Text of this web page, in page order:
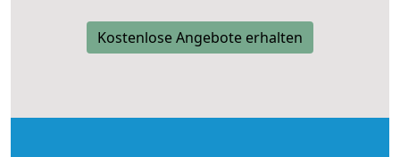
Kostenlose Angebote erhalten